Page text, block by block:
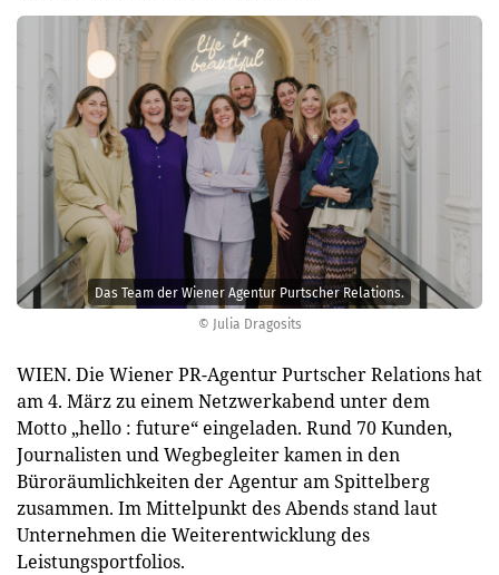
© Julia Dragosits
Das Team der Wiener Agentur Purtscher Relations.
WIEN. Die Wiener PR-Agentur Purtscher Relations hat
am 4. März zu einem Netzwerkabend unter dem
Motto „hello : future“ eingeladen. Rund 70 Kunden,
Journalisten und Wegbegleiter kamen in den
Büroräumlichkeiten der Agentur am Spittelberg
zusammen. Im Mittelpunkt des Abends stand laut
Unternehmen die Weiterentwicklung des
Leistungsportfolios.